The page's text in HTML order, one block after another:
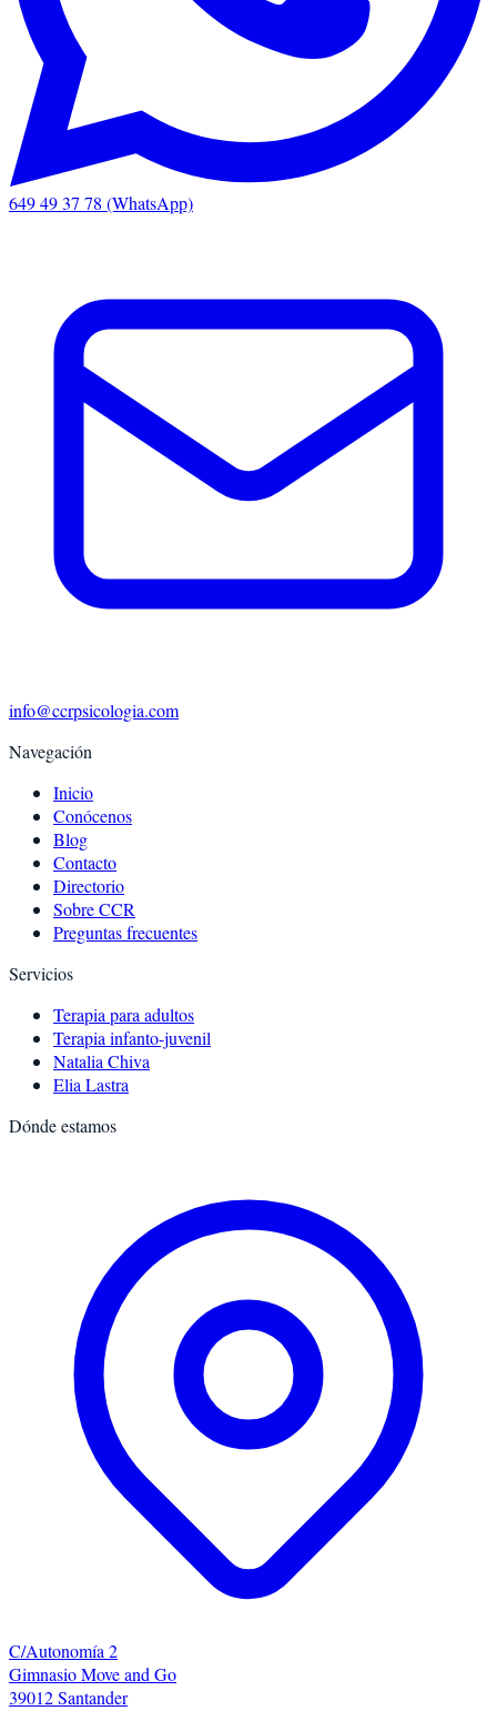
649 49 37 78 (WhatsApp)
info@ccrpsicologia.com
Navegación
Inicio
Conócenos
Blog
Contacto
Directorio
Sobre CCR
Preguntas frecuentes
Servicios
Terapia para adultos
Terapia infanto-juvenil
Natalia Chiva
Elia Lastra
Dónde estamos
C/Autonomía 2
Gimnasio Move and Go
39012 Santander